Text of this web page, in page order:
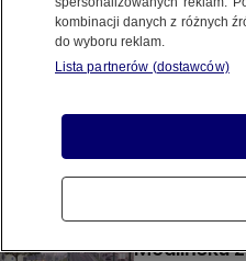
jezdnię
NAJNOWSZE
Drogowcy
Weekend
Modlińska
kombinacji danych z różnych
do wyboru reklam.
Lista partnerów (dostawców)